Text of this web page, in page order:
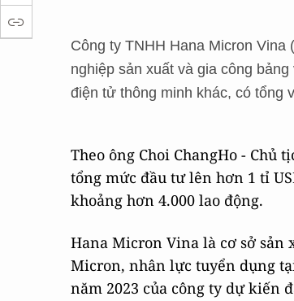
Công ty TNHH Hana Micron Vina
nghiệp sản xuất và gia công
điện tử thông minh khác, có tổng
Theo ông Choi ChangHo - Chủ
tổng mức đầu tư lên hơn 1 tỉ
khoảng hơn 4.000 lao động.
Hana Micron Vina là cơ sở sản
Micron, nhân lực tuyển dụng
năm 2023 của công ty dự kiến